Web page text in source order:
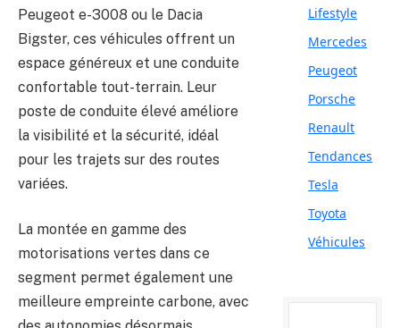
Peugeot e-3008 ou le Dacia
Bigster, ces véhicules offrent un
espace généreux et une conduite
confortable tout-terrain. Leur
poste de conduite élevé améliore
la visibilité et la sécurité, idéal
pour les trajets sur des routes
variées.
La montée en gamme des
motorisations vertes dans ce
segment permet également une
meilleure empreinte carbone, avec
Lifestyle
Mercedes
Peugeot
Porsche
Renault
Tendances
Tesla
Toyota
Véhicules